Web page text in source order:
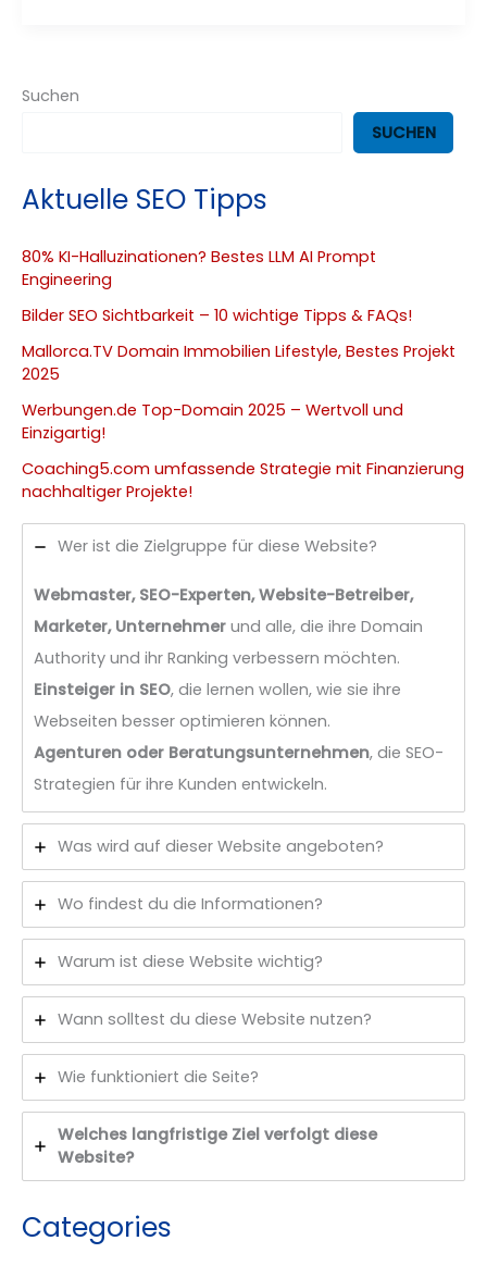
Suchen
SUCHEN
Aktuelle SEO Tipps
80% KI-Halluzinationen? Bestes LLM AI Prompt
Engineering
Bilder SEO Sichtbarkeit – 10 wichtige Tipps & FAQs!
Mallorca.TV Domain Immobilien Lifestyle, Bestes Projekt
2025
Werbungen.de Top-Domain 2025 – Wertvoll und
Einzigartig!
Coaching5.com umfassende Strategie mit Finanzierung
nachhaltiger Projekte!
Wer ist die Zielgruppe für diese Website?
Webmaster, SEO-Experten, Website-Betreiber,
Marketer, Unternehmer und alle, die ihre Domain
Authority und ihr Ranking verbessern möchten.
Einsteiger in SEO, die lernen wollen, wie sie ihre
Webseiten besser optimieren können.
Agenturen oder Beratungsunternehmen, die SEO-
Strategien für ihre Kunden entwickeln.
Was wird auf dieser Website angeboten?
Wo findest du die Informationen?
Warum ist diese Website wichtig?
Wann solltest du diese Website nutzen?
Wie funktioniert die Seite?
Welches langfristige Ziel verfolgt diese
Website?
Categories